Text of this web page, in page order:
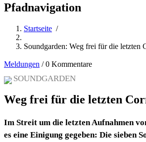
Pfadnavigation
Startseite /
Soundgarden: Weg frei für die letzten
Meldungen /0 Kommentare
SOUNDGARDEN
Weg frei für die letzten
Im Streit um die letzten Aufnahmen
es eine Einigung gegeben: Die sieben